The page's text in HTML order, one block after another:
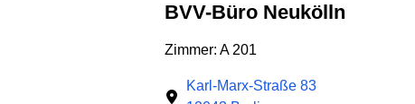
BVV-Büro Neukölln
Zimmer: A 201
Karl-Marx-Straße 83